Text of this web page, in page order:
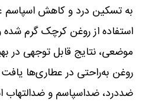
به تسکین درد و کاهش
استفاده از روغن کرچک گرم شده
موضعی، نتایج قابل توجهی در
روغن به‌راحتی در عطاری‌ها
ضددرد، ضداسپاسم و